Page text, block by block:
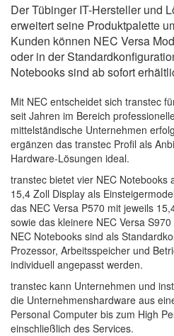
Der Tübinger IT-Hersteller und
erweitert seine Produktpalette
Kunden können NEC Versa
oder in der
Notebooks sind ab sofort
Mit NEC entscheidet sich transtec
seit Jahren im Bereich
mittelständische Unternehmen
ergänzen das transtec Profil als
Hardware-Lösungen ideal.
transtec bietet vier NEC Notebooks
15,4 Zoll Display als
das NEC Versa P570 mit jeweils
sowie das kleinere NEC Versa
NEC Notebooks sind als
Prozessor, Arbeitsspeicher und
individuell angepasst werden.
transtec kann Unternehmen und
die Unternehmenshardware aus
Personal Computer bis zum High
einschließlich des Services.